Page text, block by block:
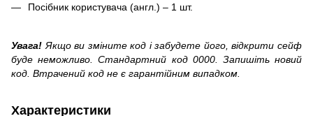
Посібник користувача (англ.) – 1 шт.
Увага! Якщо ви зміните код і забудете його, відкрити сейф
буде неможливо. Стандартний код 0000. Запишіть новий
код. Втрачений код не є гарантійним випадком.
Характеристики